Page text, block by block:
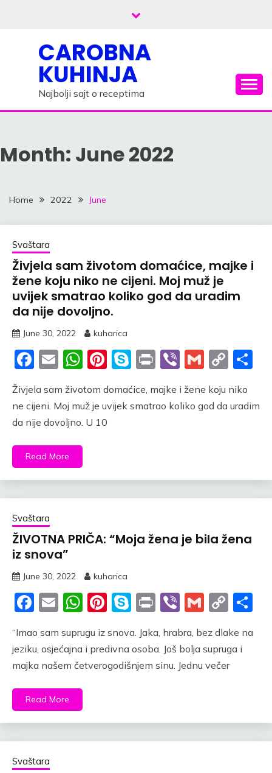
CAROBNA
KUHINJA
Najbolji sajt o receptima
Month: June 2022
Home 2022 June
Svaštara
Živjela sam životom domaćice, majke i
žene koju niko ne cijeni. Moj muž je
uvijek smatrao koliko god da uradim
da nije dovoljno.
June 30, 2022 kuharica
Facebook
EmailWhatsApp
Pinterest
Skype
PrintViberGmail
Link
Živjela sam životom domaćice, majke i žene koju niko
ne cijeni. Moj muž je uvijek smatrao koliko god da uradim
da nije dovoljno. U 10
Read More
Svaštara
ŽIVOTNA PRIČA: “Moja žena je bila žena
iz snova”
June 30, 2022 kuharica
Facebook
EmailWhatsApp
Pinterest
Skype
PrintViberGmail
Link
“Imao sam suprugu iz snova. Jaka, hrabra, bez dlake na
jeziku, osjećajna i predivna osoba. Još bolja supruga i
majka našem četverogodišnjem sinu. Jednu večer
Read More
Svaštara